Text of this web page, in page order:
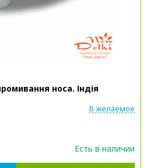
носа. Індія
В желаемое
Есть в наличии